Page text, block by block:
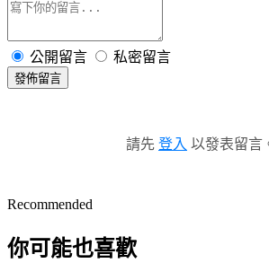
公開留言 私密留言
發佈留言
請先 登入 以發表留言
Recommended
你可能也喜歡